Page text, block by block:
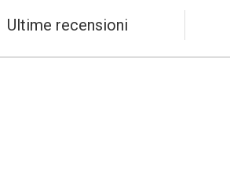
Ultime recensioni